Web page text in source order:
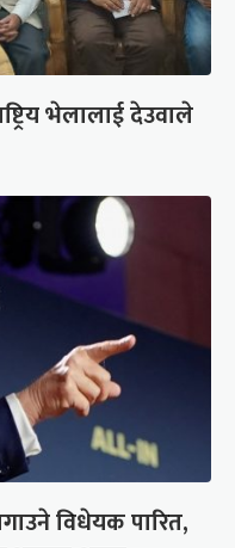
भेलालाई देउवाले
विधेयक पारित,